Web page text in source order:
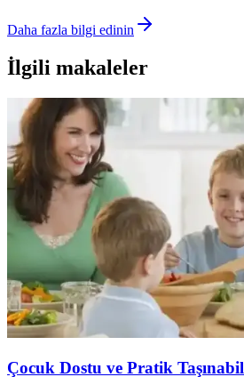
Daha fazla bilgi edinin
İlgili makaleler
Çocuk Dostu ve Pratik